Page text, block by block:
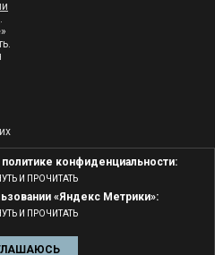
конфиденциальности:
И ПРОЧИТАТЬ
«Яндекс Метрики»:
И ПРОЧИТАТЬ
институт телевидения» |
сайта: MRNX Studio
ЭСОБИ